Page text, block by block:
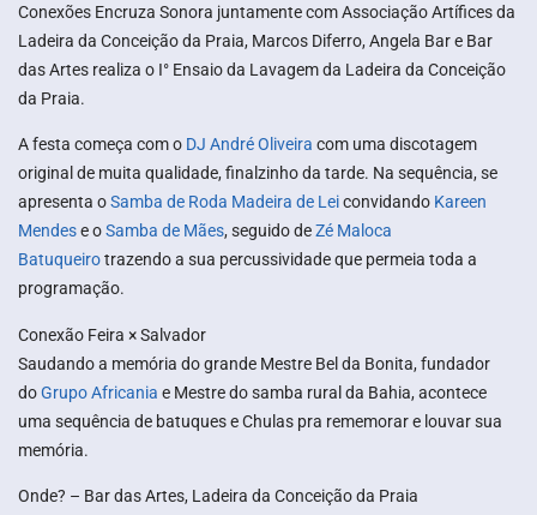
Conexões Encruza Sonora juntamente com Associação Artífices da
Ladeira da Conceição da Praia, Marcos Diferro, Angela Bar e Bar
das Artes realiza o I° Ensaio da Lavagem da Ladeira da Conceição
da Praia.
A festa começa com o DJ André Oliveira com uma discotagem
original de muita qualidade, finalzinho da tarde. Na sequência, se
apresenta oSamba de Roda Madeira de Leiconvidando Kareen
Mendese oSamba de Mães, seguido deZé Maloca
Batuqueirotrazendo a sua percussividade que permeia toda a
programação.
Conexão Feira × Salvador
Saudando a memória do grande Mestre Bel da Bonita, fundador
doGrupo Africania e Mestre do samba rural da Bahia, acontece
uma sequência de batuques e Chulas pra rememorar e louvar sua
memória.
Onde? – Bar das Artes, Ladeira da Conceição da Praia